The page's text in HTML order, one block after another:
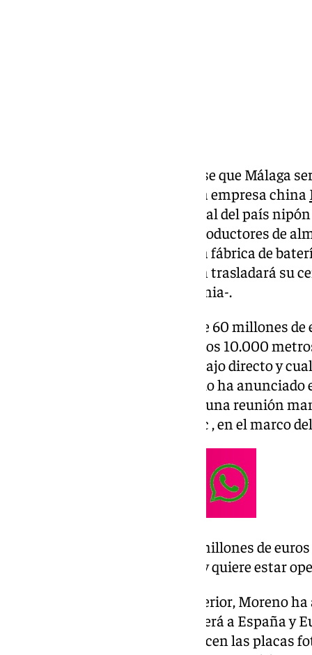
Días después de que se conociese que Málaga
productor de hidrógeno verde, la empresa china
desvelado que otro multinacional del país
Sermatec, uno de los grandes productores de
mundo, va a instalar su primera fábrica de
Málaga, ciudad a la que también trasladará su
actualmente ubicado en Alemania-.
Se prevé una inversión inicial de 60 millones
esta planta, que contará con unos 10.000
creación de 300 puestos de trabajo directo y
operativa a finales de 2025. Así lo ha
Andalucía, Juanma Moreno, en una reunión
delegación andaluza y Sermatec , en el marco
La compañía invertirá 60 millones de
10.000 metros cuadrados, y quiere estar
En una atención a medios posterior, Moreno
que desde Andalucía se abastecerá a España y
almacenar la energía que producen las placas